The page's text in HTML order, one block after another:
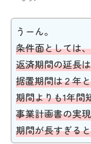
うーん。
条件面としては
返済期間の延長
据置期間は２年
期間よりも1年間
事業計画書の実
期間が長すぎる